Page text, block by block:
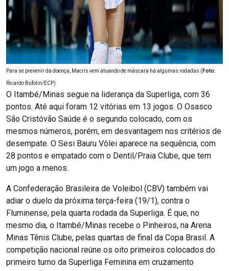
Para se prevenir da doença, Macrís vem atuando de máscara há algumas rodadas ( Foto:
Ricardo Bufolin/ECP)
O Itambé/Minas segue na liderança da Superliga, com 36
pontos. Até aqui foram 12 vitórias em 13 jogos. O Osasco
São Cristóvão Saúde é o segundo colocado, com os
mesmos números, porém, em desvantagem nos critérios de
desempate. O Sesi Bauru Vôlei aparece na sequência, com
28 pontos e empatado com o Dentil/Praia Clube, que tem
um jogo a menos.
A Confederação Brasileira de Voleibol (CBV) também vai
adiar o duelo da próxima terça-feira (19/1), contra o
Fluminense, pela quarta rodada da Superliga. É que, no
mesmo dia, o Itambé/Minas recebe o Pinheiros, na Arena
Minas Tênis Clube, pelas quartas de final da Copa Brasil. A
competição nacional reúne os oito primeiros colocados do
primeiro turno da Superliga Feminina em cruzamento